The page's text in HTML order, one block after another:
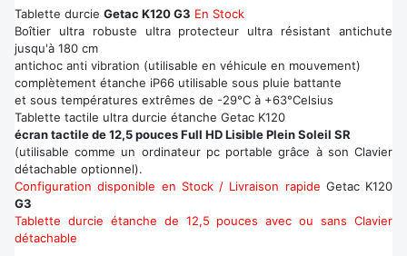
Tablette durcie Getac K120 G3 En Stock
Boîtier ultra robuste ultra protecteur ultra résistant antichute
jusqu'à 180 cm
antichoc anti vibration (utilisable en véhicule en mouvement)
complètement étanche iP66 utilisable sous pluie battante
et sous températures extrêmes de -29°C à +63°Celsius
Tablette tactile ultra durcie étanche Getac K120
écran tactile de 12,5 pouces Full HD Lisible Plein Soleil SR
(utilisable comme un ordinateur pc portable grâce à son Clavier
détachable optionnel).
Configuration disponible en Stock / Livraison rapide Getac K120
G3
Tablette durcie étanche de 12,5 pouces avec ou sans Clavier
détachable